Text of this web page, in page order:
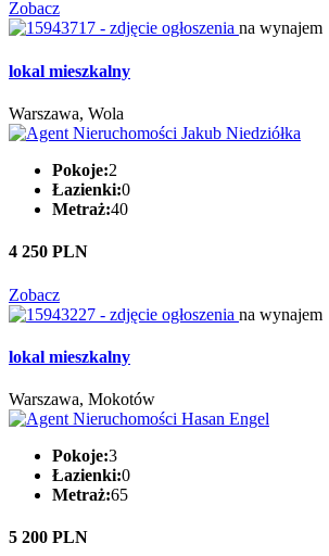
Zobacz
na wynajem
lokal mieszkalny
Warszawa, Wola
Pokoje:2
Łazienki:0
Metraż:40
4 250 PLN
Zobacz
na wynajem
lokal mieszkalny
Warszawa, Mokotów
Pokoje:3
Łazienki:0
Metraż:65
5 200 PLN